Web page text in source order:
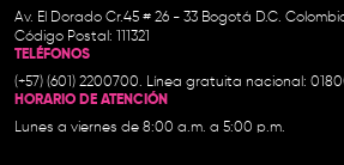
Av. El Dorado Cr.45 # 26 - 33 Bogotá D.C.
Código Postal: 111321
TELÉFONOS
(+57) (601) 2200700. Línea gratuita nacional:
HORARIO DE ATENCIÓN
Lunes a viernes de 8:00 a.m. a 5:00 p.m.